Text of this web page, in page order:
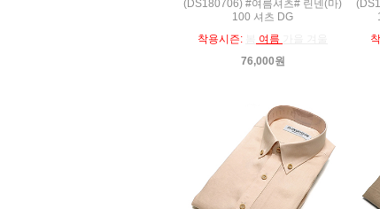
(DS180706) #여름셔츠# 린넨(마)
100 셔츠 DG
착용시즌:
여름
76,000원